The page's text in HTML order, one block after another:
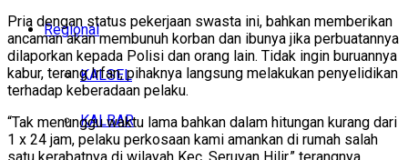
Regional
KALSEL
KALBAR
Pria dengan status pekerjaan swasta ini, bahkan memberikan
ancaman akan membunuh korban dan ibunya jika perbuatannya
dilaporkan kepada Polisi dan orang lain. Tidak ingin buruannya
kabur, terang Irfan, pihaknya langsung melakukan penyelidikan
terhadap keberadaan pelaku.
“Tak menunggu waktu lama bahkan dalam hitungan kurang dari
1 x 24 jam, pelaku perkosaan kami amankan di rumah salah